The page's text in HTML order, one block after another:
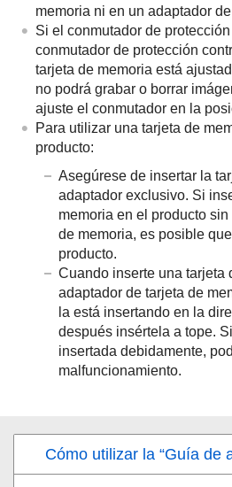
memoria ni en un adaptador
Si el conmutador de
conmutador de protección
tarjeta de memoria está
no podrá grabar o borrar
ajuste el conmutador en la
Para utilizar una tarjeta de
producto:
Asegúrese de insertar la
adaptador exclusivo. Si
memoria en el producto
de memoria, es posible
producto.
Cuando inserte una tarjeta
adaptador de tarjeta de
la está insertando en la
después insértela a tope.
insertada debidamente,
malfuncionamiento.
Cómo utilizar la “Guía de